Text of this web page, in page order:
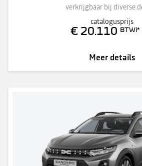
verkrijgbaar bij diverse
catalogusprijs
€ 20.110 BTWi*
Meer details